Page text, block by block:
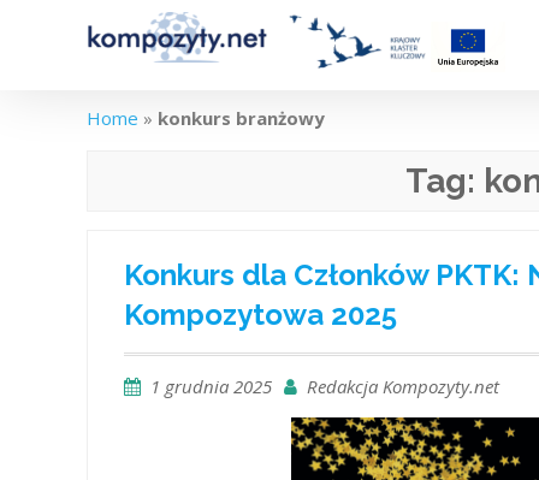
Home » konkurs branżowy
Tag:
Konkurs dla Członków
Kompozytowa 2025
1 grudnia 2025 Redakcja Kompozyty.net